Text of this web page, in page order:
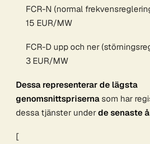
FCR-N (normal
15 EUR/MW
FCR-D upp och ner
3 EUR/MW
Dessa representerar de lägsta
genomsnittsprisernasom har
dessa tjänster underde senaste
[